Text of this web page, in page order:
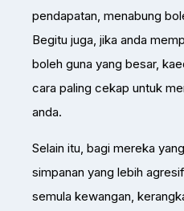
pendapatan, menabung
Begitu juga, jika anda
boleh guna yang besar,
cara paling cekap untuk
anda.
Selain itu, bagi mereka
simpanan yang lebih
semula kewangan,